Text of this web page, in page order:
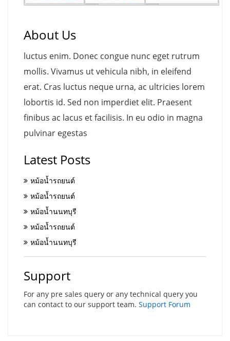
About Us
luctus enim. Donec congue nunc eget rutrum
mollis. Vivamus ut vehicula nibh, in eleifend
erat. Cras luctus neque urna, ac ultricies lorem
lobortis id. Sed non imperdiet elit. Praesent
finibus ac lacus et facilisis. In eu odio in magna
pulvinar egestas
Latest Posts
หม้อน้ำรถยนต์
หม้อน้ำรถยนต์
หม้อน้ำนนทบุรี
หม้อน้ำรถยนต์
หม้อน้ำนนทบุรี
Support
For any pre sales query or any technical query you
can contact to our support team. Support Forum